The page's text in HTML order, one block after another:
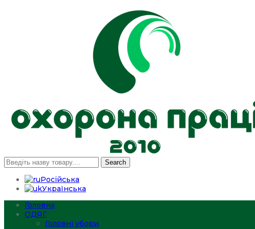
Search
Російська
Українська
Головна
ОДЯГ
Головні убори